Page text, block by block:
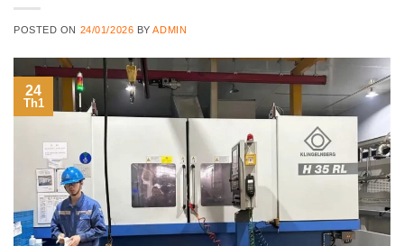
POSTED ON 24/01/2026 BYADMIN
24
Th1